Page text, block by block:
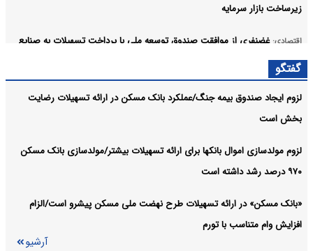
زیرساخت بازار سرمایه
اقتصادی: غضنفری از موافقت صندوق توسعه ملی با پرداخت تسهیلات به صنایع
آسیب دیده از جنگ خبر داد
اقتصادی: خبرنگاران حوزه اقتصادی، بازوان اصلی شفاف‌سازی و تقویت اعتماد
عمومی هستند
اقتصادی: رسانه‌ها دیده‌بان سلامت عملکرد خادمان صنعت بیمه هستند
گفتگو
لزوم ایجاد صندوق بیمه جنگ/عملکرد بانک مسکن در ارائه تسهیلات رضایت
بخش است
لزوم مولدسازی اموال بانکها برای ارائه تسهیلات بیشتر/مولدسازی بانک مسکن
۹۷۰ درصد رشد داشته است
«بانک مسکن» در ارائه تسهیلات طرح نهضت ملی مسکن پیشرو است/الزام
افزایش وام متناسب با تورم
آرشیو